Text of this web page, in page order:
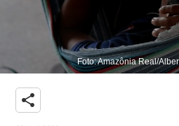
Foto: Amazônia Real/
share